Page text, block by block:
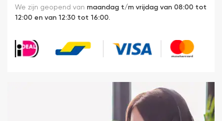
We zijn geopend van maandag t/m vrijdag van 08:00 tot
12:00 en van 12:30 tot 16:00.